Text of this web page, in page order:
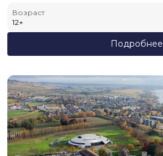
Возраст
12+
Подробнее